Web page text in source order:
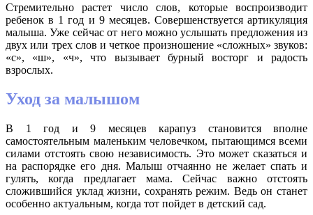
Стремительно растет число слов, которые воспроизводит
ребенок в 1 год и 9 месяцев. Совершенствуется артикуляция
малыша. Уже сейчас от него можно услышать предложения из
двух или трех слов и четкое произношение «сложных» звуков:
«с», «ш», «ч», что вызывает бурный восторг и радость
взрослых.
Уход за малышом
В 1 год и 9 месяцев карапуз становится вполне
самостоятельным маленьким человечком, пытающимся всеми
силами отстоять свою независимость. Это может сказаться и
на распорядке его дня. Малыш отчаянно не желает спать и
гулять, когда предлагает мама. Сейчас важно отстоять
сложившийся уклад жизни, сохранять режим. Ведь он станет
особенно актуальным, когда тот пойдет в детский сад.